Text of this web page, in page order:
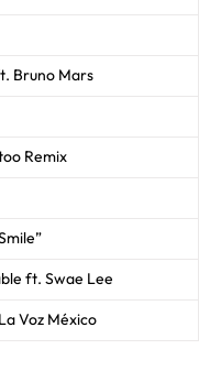
Bruno Mars
Remix
ft. Swae Lee
Voz México